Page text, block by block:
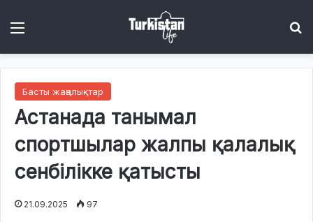
Басты жаңалықтар
Астанада танымал
спортшылар жалпы қалалық
сенбілікке қатысты
21.09.2025 97